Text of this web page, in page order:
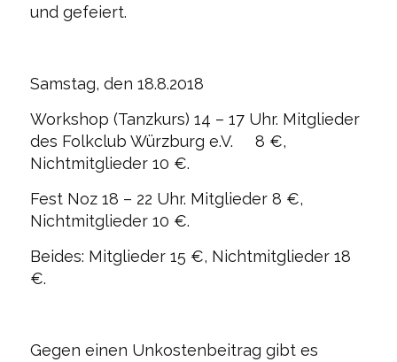
und gefeiert.
Samstag, den 18.8.2018
Workshop (Tanzkurs) 14 – 17 Uhr. Mitglieder
des Folkclub Würzburg e.V. 8 €,
Nichtmitglieder 10 €.
Fest Noz 18 – 22 Uhr. Mitglieder 8 €,
Nichtmitglieder 10 €.
Beides: Mitglieder 15 €, Nichtmitglieder 18
€.
Gegen einen Unkostenbeitrag gibt es